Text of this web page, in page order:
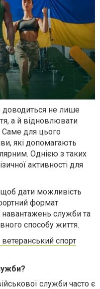
доводиться не лише
а й відновлювати
Саме для цього
які допомагають
Однією з таких
активності для
щоб дати можливість
формат
навантажень служби та
способу життя.
спорт
служби часто є